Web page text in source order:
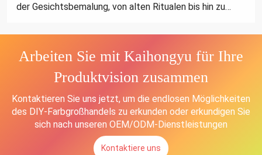
der Gesichtsbemalung, von alten Ritualen bis hin zu
faszinierende Überlieferung dieser zeitlosen Kunstform.
Arbeiten Sie mit Kaihongyu für Ihre
Produktvision zusammen
Kontaktieren Sie uns jetzt, um die endlosen Möglichkeiten
des DIY-Farbgroßhandels zu erkunden oder erkundigen Sie
sich nach unseren OEM/ODM-Dienstleistungen
Kontaktiere uns